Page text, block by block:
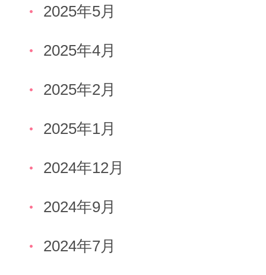
2025年5月
2025年4月
2025年2月
2025年1月
2024年12月
2024年9月
2024年7月